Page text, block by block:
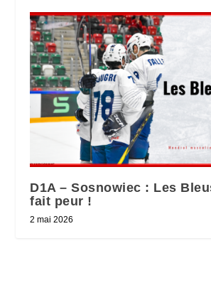
D1A – Sosnowiec : Les
fait peur !
2 mai 2026